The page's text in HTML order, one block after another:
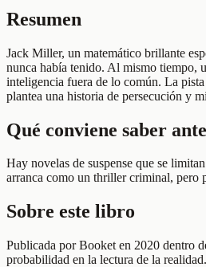
Resumen
Jack Miller, un matemático brillante
nunca había tenido. Al mismo tiempo,
inteligencia fuera de lo común. La
plantea una historia de persecución y
Qué conviene saber
Hay novelas de suspense que se
arranca como un thriller criminal, pero
Sobre este libro
Publicada por Booket en 2020 dentro
probabilidad en la lectura de la